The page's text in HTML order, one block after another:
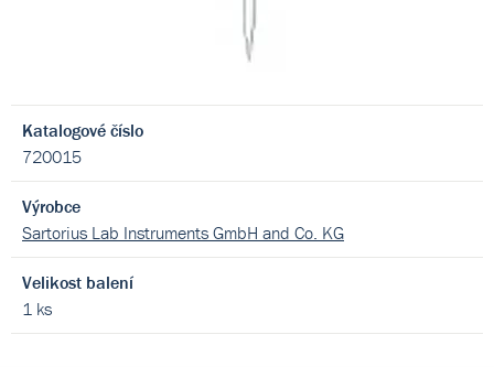
Katalogové číslo
720015
Výrobce
Sartorius Lab Instruments GmbH and Co. KG
Velikost balení
1 ks